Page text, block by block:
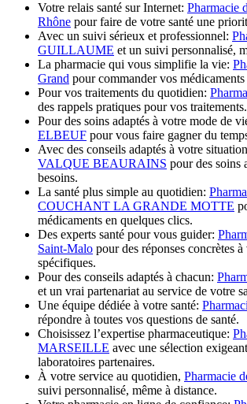
Votre relais santé sur Internet: Pharmacie
Rhône pour faire de votre santé une
Avec un suivi sérieux et professionnel:
GUILLAUME et un suivi personnalisé,
La pharmacie qui vous simplifie la vie:
Grand pour commander vos
Pour vos traitements du quotidien:
des rappels pratiques pour vos traitements.
Pour des soins adaptés à votre mode de
ELBEUF pour vous faire gagner du
Avec des conseils adaptés à votre
VALQUE BEAURAINS pour des soins
besoins.
La santé plus simple au quotidien:
COUCHANT LA GRANDE MOTTE
médicaments en quelques clics.
Des experts santé pour vous guider:
Saint-Malo pour des réponses concrètes
spécifiques.
Pour des conseils adaptés à chacun:
et un vrai partenariat au service de votre
Une équipe dédiée à votre santé:
répondre à toutes vos questions de santé.
Choisissez l’expertise pharmaceutique:
MARSEILLE avec une sélection
laboratoires partenaires.
À votre service au quotidien, Pharmacie
suivi personnalisé, même à distance.